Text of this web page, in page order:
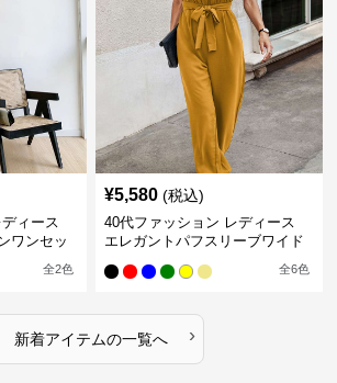
ィース
ワンセッ
全2色
¥5,580 (税込)
40代ファッション レディース
エレガントパフスリーブワイド
全6色
新着アイテムの一覧へ ›